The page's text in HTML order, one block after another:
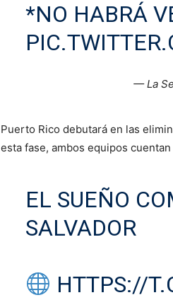
*NO HABRÁ
— La
Puerto Rico debutará en las
esta fase, ambos equipos
EL SUEÑO
SALVADOR
HTTPS://